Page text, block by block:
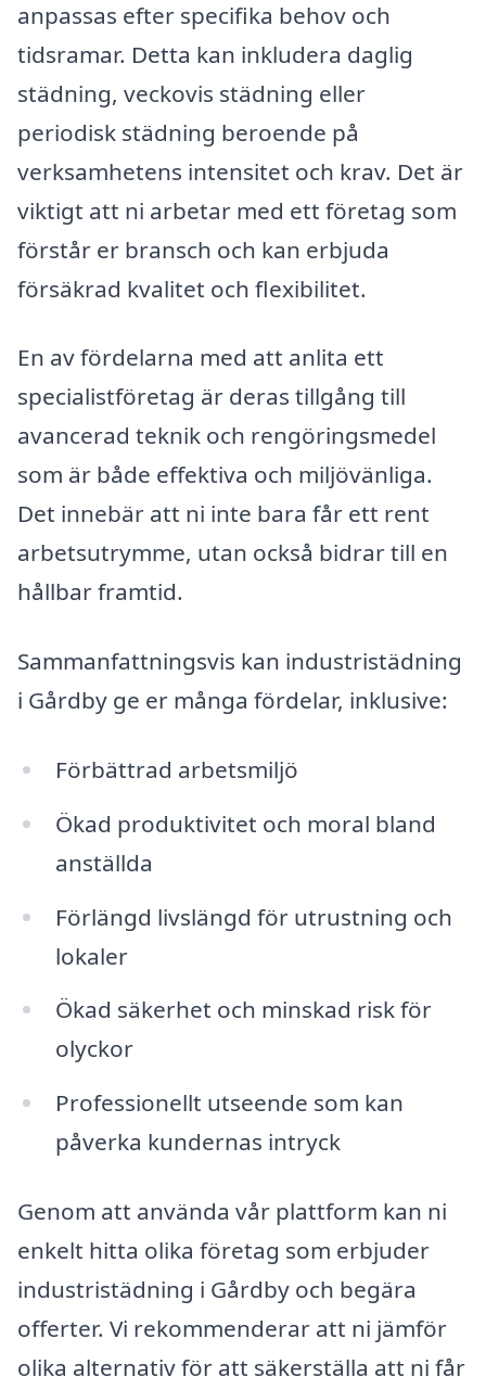
anpassas efter specifika behov och
tidsramar. Detta kan inkludera daglig
städning, veckovis städning eller
periodisk städning beroende på
verksamhetens intensitet och krav. Det är
viktigt att ni arbetar med ett företag som
förstår er bransch och kan erbjuda
försäkrad kvalitet och flexibilitet.
En av fördelarna med att anlita ett
specialistföretag är deras tillgång till
avancerad teknik och rengöringsmedel
som är både effektiva och miljövänliga.
Det innebär att ni inte bara får ett rent
arbetsutrymme, utan också bidrar till en
hållbar framtid.
Sammanfattningsvis kan industristädning
i Gårdby ge er många fördelar, inklusive:
Förbättrad arbetsmiljö
Ökad produktivitet och moral bland
anställda
Förlängd livslängd för utrustning och
lokaler
Ökad säkerhet och minskad risk för
olyckor
Professionellt utseende som kan
påverka kundernas intryck
Genom att använda vår plattform kan ni
enkelt hitta olika företag som erbjuder
industristädning i Gårdby och begära
offerter. Vi rekommenderar att ni jämför
olika alternativ för att säkerställa att ni får